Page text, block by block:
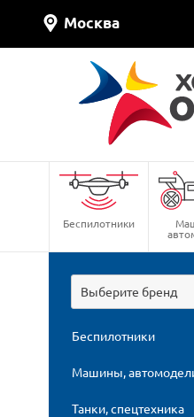
Москва
Беспилотники
Выберите бренд
Беспилотники
Машины,
Танки, спецтехника